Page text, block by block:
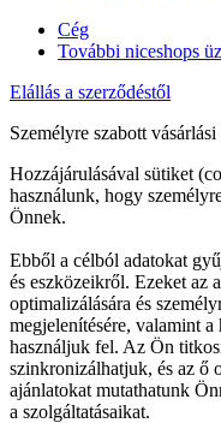
Cég
További niceshops
Elállás a szerződéstől
Személyre szabott
Hozzájárulásával sütiket
használunk, hogy
Önnek.
Ebből a célból adatokat
és eszközeikről. Ezeket az
optimalizálására és
megjelenítésére, valamint a
használjuk fel. Az Ön
szinkronizálhatjuk, és az ő
ajánlatokat mutathatunk
a szolgáltatásaikat.